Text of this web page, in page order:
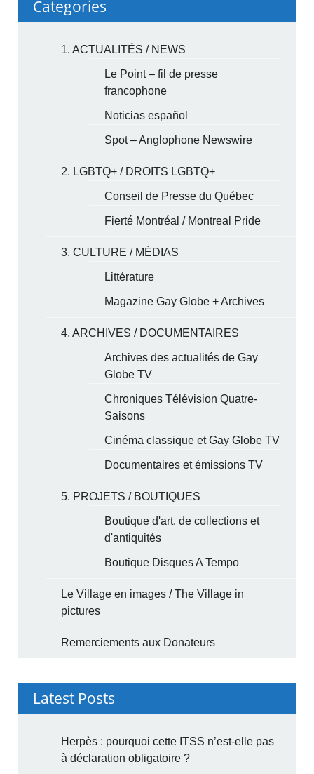
Categories
1. ACTUALITÉS / NEWS
Le Point – fil de presse
francophone
Noticias español
Spot – Anglophone Newswire
2. LGBTQ+ / DROITS LGBTQ+
Conseil de Presse du Québec
Fierté Montréal / Montreal Pride
3. CULTURE / MÉDIAS
Littérature
Magazine Gay Globe + Archives
4. ARCHIVES / DOCUMENTAIRES
Archives des actualités de Gay
Globe TV
Chroniques Télévision Quatre-
Saisons
Cinéma classique et Gay Globe TV
Documentaires et émissions TV
5. PROJETS / BOUTIQUES
Boutique d'art, de collections et
d'antiquités
Boutique Disques A Tempo
Le Village en images / The Village in
pictures
Remerciements aux Donateurs
Latest Posts
Herpès : pourquoi cette ITSS n’est-elle pas
à déclaration obligatoire ?